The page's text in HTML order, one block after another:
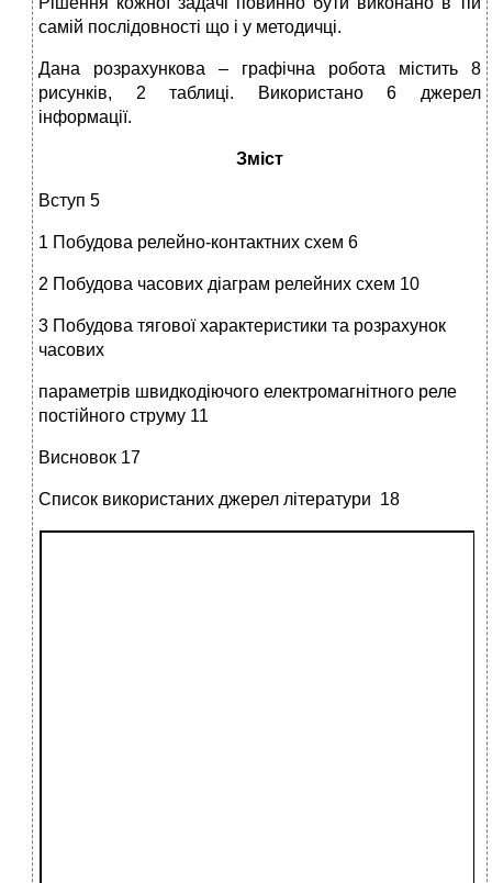
самій послідовності що і у методичці.
Дана розрахункова – графічна робота містить 8
рисунків, 2 таблиці. Використано 6 джерел
інформації.
Зміст
Вступ 5
1 Побудова релейно-контактних схем 6
2 Побудова часових діаграм релейних схем 10
3 Побудова тягової характеристики та розрахунок
часових
параметрів швидкодіючого електромагнітного реле
постійного струму 11
Висновок 17
Список використаних джерел літератури 18